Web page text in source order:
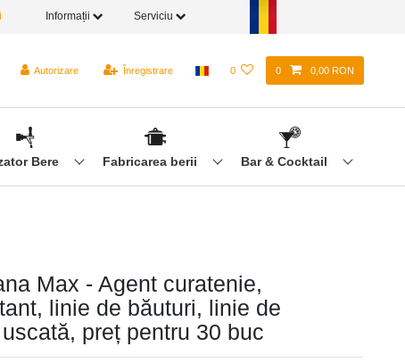
Informații Serviciu
Autorizare Înregistrare 0 0 0,00 RON
Bere Fabricarea berii Bar & Cocktail
Max - Agent curatenie,
linie de băuturi, linie de
preț pentru 30 buc